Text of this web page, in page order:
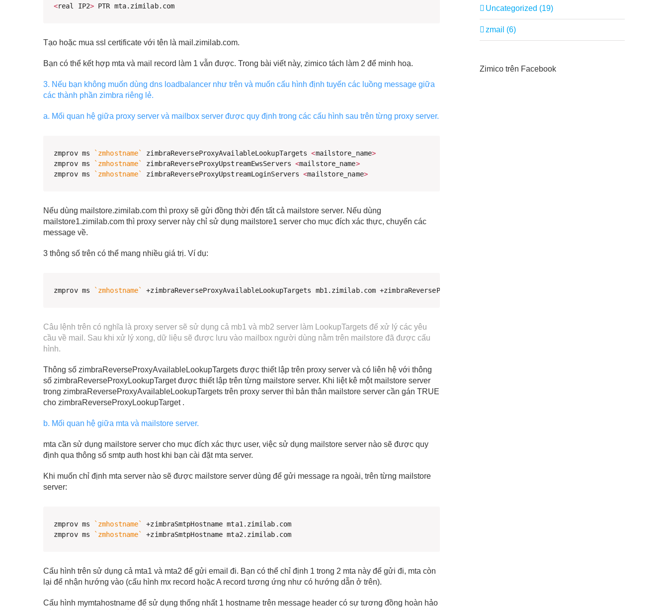
<real IP2> PTR mta.zimilab.com
Tạo hoặc mua ssl certificate với tên là mail.zimilab.com.
Bạn có thể kết hợp mta và mail record làm 1 vẫn được. Trong bài viết này, zimico tách làm 2 để minh hoạ.
3. Nếu bạn không muốn dùng dns loadbalancer như trên và muốn cấu hình định tuyến các luồng message giữa
các thành phần zimbra riêng lẻ.
a. Mối quan hệ giữa proxy server và mailbox server được quy định trong các cấu hình sau trên từng proxy server.
zmprov ms ` zmhostname` zimbraReverseProxyAvailableLookupTargets <mailstore_name>
zmprov ms
` zmhostname` zimbraReverseProxyUpstreamEwsServers <mailstore_name>
zmprov ms
` zmhostname` zimbraReverseProxyUpstreamLoginServers <mailstore_name>
Nếu dùng mailstore.zimilab.com thì proxy sẽ gửi đồng thời đến tất cả mailstore server. Nếu dùng
mailstore1.zimilab.com thì proxy server này chỉ sử dụng mailstore1 server cho mục đích xác thực, chuyển các
message về.
3 thông số trên có thể mang nhiều giá trị. Ví dụ:
zmprov ms ` zmhostname` +zimbraReverseProxyAvailableLookupTargets mb1.zimilab.com +zimbraReverseProxyAvailableLookupTargets mb2.zimilab.com
Câu lệnh trên có nghĩa là proxy server sẽ sử dụng cả mb1 và mb2 server làm LookupTargets để xử lý các yêu
cầu về mail. Sau khi xử lý xong, dữ liệu sẽ được lưu vào mailbox người dùng nằm trên mailstore đã được cấu
hình.
Thông số zimbraReverseProxyAvailableLookupTargets được thiết lập trên proxy server và có liên hệ với thông
số zimbraReverseProxyLookupTarget được thiết lập trên từng mailstore server. Khi liệt kê một mailstore server
trong zimbraReverseProxyAvailableLookupTargets trên proxy server thì bản thân mailstore server cần gán TRUE
cho zimbraReverseProxyLookupTarget .
b. Mối quan hệ giữa mta và mailstore server.
mta cần sử dụng mailstore server cho mục đích xác thực user, việc sử dụng mailstore server nào sẽ được quy
định qua thông số smtp auth host khi bạn cài đặt mta server.
Khi muốn chỉ định mta server nào sẽ được mailstore server dùng để gửi message ra ngoài, trên từng mailstore
server:
zmprov ms ` zmhostname`
+zimbraSmtpHostname mta1.zimilab.com
zmprov ms
` zmhostname` +zimbraSmtpHostname mta2.zimilab.com
Cấu hình trên sử dụng cả mta1 và mta2 để gửi email đi. Bạn có thể chỉ định 1 trong 2 mta này để gửi đi, mta còn
lại để nhận hướng vào (cấu hình mx record hoặc A record tương ứng như có hướng dẫn ở trên).
Cấu hình mymtahostname để sử dụng thống nhất 1 hostname trên message header có sự tương đồng hoàn hảo
Uncategorized (19)
zmail (6)
Zimico trên Facebook